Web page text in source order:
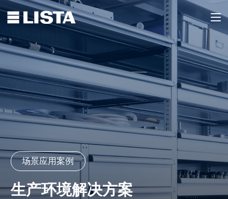
场景应用案例
生产环境解决方案